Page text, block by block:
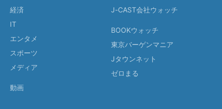
経済
IT
エンタメ
スポーツ
メディア
動画
J-CAST会社ウォッチ
BOOKウォッチ
東京バーゲンマニア
Jタウンネット
ゼロまる